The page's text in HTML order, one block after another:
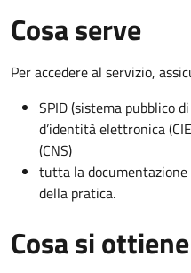
Cosa serve
Per accedere al servizio,
SPID (sistema pubblico
d’identità elettronica
(CNS)
tutta la
della pratica.
Cosa si ottiene